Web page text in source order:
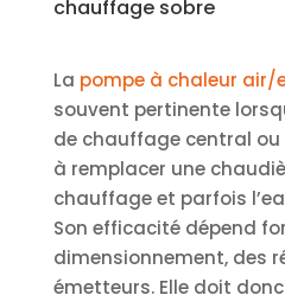
chauffage sobre
La pompe à chaleur air/
souvent pertinente
de chauffage central ou
à remplacer une
chauffage et parfois
Son efficacité dépend
dimensionnement, des
émetteurs. Elle doit